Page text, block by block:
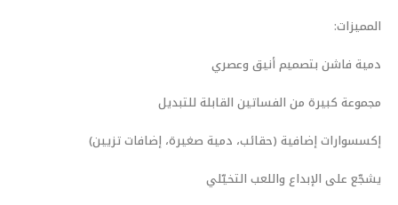
المميزات:
دمية فاشن بتصميم أنيق وعصري
مجموعة كبيرة من الفساتين القابلة للتبديل
إكسسوارات إضافية (حقائب، دمية صغيرة، إضافات تزيين)
يشجّع على الإبداع واللعب التخيّلي